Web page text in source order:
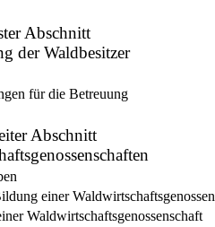
Abschnitt
der Waldbesitzer
für die Betreuung
Abschnitt
einer
Waldwirtschaftsgenossenschaft